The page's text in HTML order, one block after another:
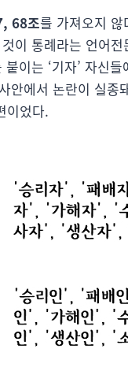
68조를 가져오지 않
이 통례라는 언어
붙이는 ‘기자’ 자
안에서 논란이 실종
이었다.